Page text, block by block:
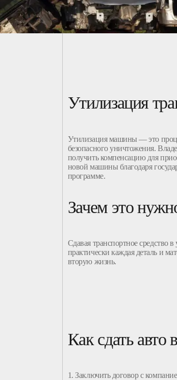
Утилизация
Утилизация машины — это
безопасного уничтожения.
получить компенсацию для
новой машины благодаря
программе.
Зачем это
Сдавая транспортное средствов
практически каждая деталь и
вторую жизнь.
Как сдать авто
1. Заключить договор с